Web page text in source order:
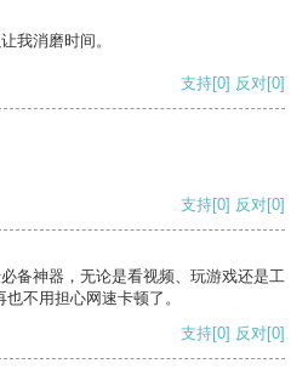
我消磨时间。
支持[0] 反对[0]
支持[0] 反对[0]
备神器，无论是看视频、玩游戏还是工
不用担心网速卡顿了。
支持[0] 反对[0]